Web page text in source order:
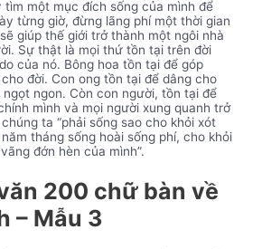
tìm một mục đích sống của mình để
từng giờ, đừng lãng phí một thời gian
giúp thế giới trở thành một ngôi nhà
Sự thật là mọi thứ tồn tại trên đời
của nó. Bông hoa tồn tại để góp
đời. Con ong tồn tại để dâng cho
ngon. Còn con người, tồn tại để
mình và mọi người xung quanh trở
ta “phải sống sao cho khỏi xót
tháng sống hoài sống phí, cho khỏi
đớn hèn của mình”.
200 chữ bàn về
– Mẫu 3